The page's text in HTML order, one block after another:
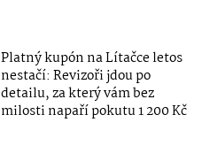
Platný kupón na Lítačce letos
nestačí: Revizoři jdou po
detailu, za který vám bez
milosti napaří pokutu 1 200 Kč